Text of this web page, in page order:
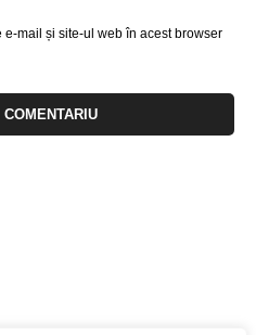
mail și site-ul web în acest browser